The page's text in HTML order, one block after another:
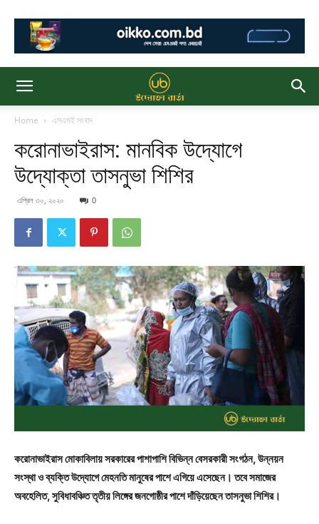
Home এসএমই সংবাদ
করোনাভাইরাস: মানবিক উদ্যোগে
উদ্যোক্তা তাসনুভা শিশির
এপ্রিল ৩০, ২০২০ 0
করোনাভাইরাস মোকাবিলায় সরকারের পাশাপাশি বিভিন্ন বেসরকারী সংগঠন, উন্নয়ন
সংস্থা ও ব্যক্তি উদ্যোগে মেহনতি মানুষের পাশে এগিয়ে এসেছেন। তবে সমাজের
অবহেলিত, সুবিধাবঞ্চিত তৃতীয় লিঙ্গের জনগোষ্ঠীর পাশে দাঁড়িয়েছেন তাসনুভা শিশির।